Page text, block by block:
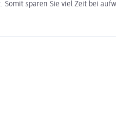
sparen Sie viel Zeit bei